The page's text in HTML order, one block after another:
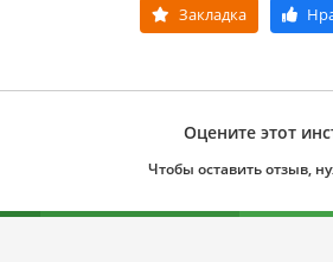
Закладка
Оцените этот
Чтобы оставить отзыв,